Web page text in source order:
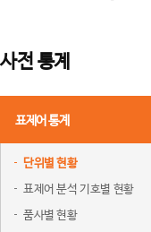
사전 통계
표제어 통계
단위별 현황
표제어 분석 기호별 현황
품사별 현황